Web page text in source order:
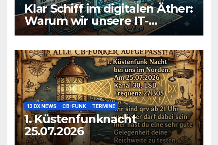
Klar Schiff im digitalen Äther:
Warum wir unsere IT-
Infrastruktur konsolidieren
13 DX NEWS CB-FUNK TERMINE
1. Küstenfunknacht
25.07.2026